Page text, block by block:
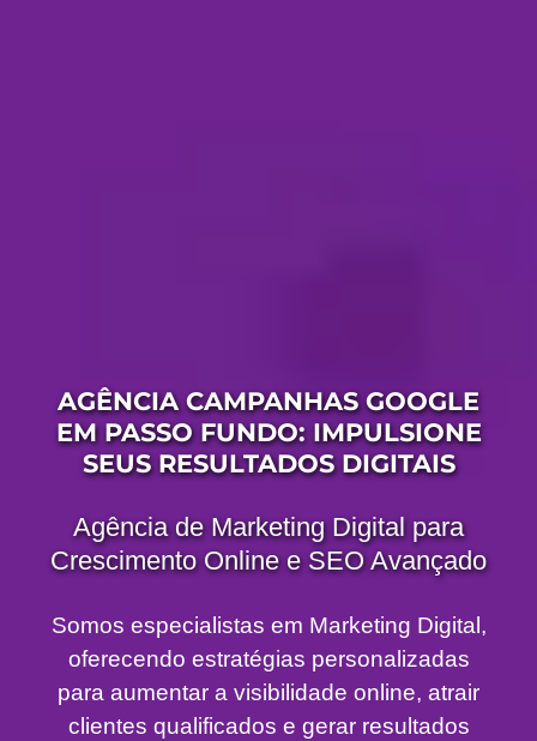
AGÊNCIA CAMPANHAS GOOGLE
EM PASSO FUNDO: IMPULSIONE
SEUS RESULTADOS DIGITAIS
Agência de Marketing Digital para
Crescimento Online e SEO Avançado
Somos especialistas em Marketing Digital,
oferecendo estratégias personalizadas
para aumentar a visibilidade online, atrair
clientes qualificados e gerar resultados